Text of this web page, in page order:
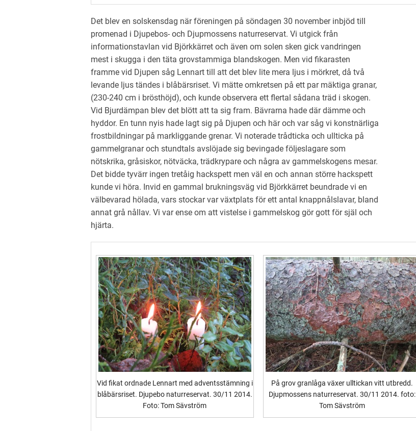
Det blev en solskensdag när föreningen på söndagen 30 november inbjöd till
promenad i Djupebos- och Djupmossens naturreservat. Vi utgick från
informationstavlan vid Björkkärret och även om solen sken gick vandringen
mest i skugga i den täta grovstammiga blandskogen. Men vid fikarasten
framme vid Djupen såg Lennart till att det blev lite mera ljus i mörkret, då två
levande ljus tändes i blåbärsriset. Vi mätte omkretsen på ett par mäktiga granar,
(230-240 cm i brösthöjd), och kunde observera ett flertal sådana träd i skogen.
Vid Bjurdämpan blev det blött att ta sig fram. Bävrarna hade där dämme och
hyddor. En tunn nyis hade lagt sig på Djupen och här och var såg vi konstnärliga
frostbildningar på markliggande grenar. Vi noterade trådticka och ullticka på
gammelgranar och stundtals avslöjade sig bevingade följeslagare som
nötskrika, gråsiskor, nötväcka, trädkrypare och några av gammelskogens mesar.
Det bidde tyvärr ingen tretåig hackspett men väl en och annan större hackspett
kunde vi höra. Invid en gammal brukningsväg vid Björkkärret beundrade vi en
välbevarad hölada, vars stockar var växtplats för ett antal knappnålslavar, bland
annat grå nållav. Vi var ense om att vistelse i gammelskog gör gott för själ och
hjärta.
Vid fikat ordnade Lennart med adventsstämning i
blåbärsriset. Djupebo naturreservat. 30/11 2014.
Foto: Tom Sävström
På grov granlåga växer ulltickan vitt utbredd.
Djupmossens naturreservat. 30/11 2014. foto:
Tom Sävström